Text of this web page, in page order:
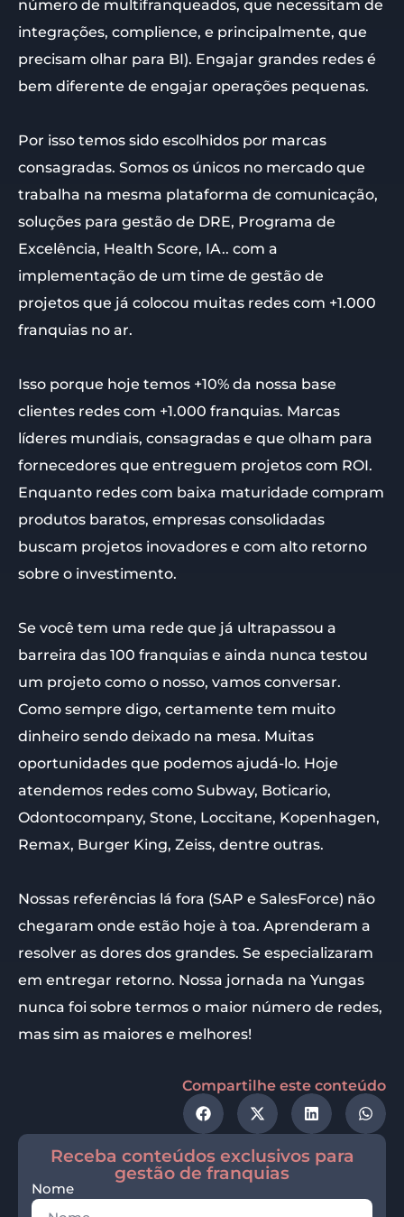
número de multifranqueados, que necessitam de
integrações, complience, e principalmente, que
precisam olhar para BI). Engajar grandes redes é
bem diferente de engajar operações pequenas.
Por isso temos sido escolhidos por marcas
consagradas. Somos os únicos no mercado que
trabalha na mesma plataforma de comunicação,
soluções para gestão de DRE, Programa de
Excelência, Health Score, IA.. com a
implementação de um time de gestão de
projetos que já colocou muitas redes com +1.000
franquias no ar.
Isso porque hoje temos +10% da nossa base
clientes redes com +1.000 franquias. Marcas
líderes mundiais, consagradas e que olham para
fornecedores que entreguem projetos com ROI.
Enquanto redes com baixa maturidade compram
produtos baratos, empresas consolidadas
buscam projetos inovadores e com alto retorno
sobre o investimento.
Se você tem uma rede que já ultrapassou a
barreira das 100 franquias e ainda nunca testou
um projeto como o nosso, vamos conversar.
Como sempre digo, certamente tem muito
dinheiro sendo deixado na mesa. Muitas
oportunidades que podemos ajudá-lo. Hoje
atendemos redes como Subway, Boticario,
Odontocompany, Stone, Loccitane, Kopenhagen,
Remax, Burger King, Zeiss, dentre outras.
Nossas referências lá fora (SAP e SalesForce) não
chegaram onde estão hoje à toa. Aprenderam a
resolver as dores dos grandes. Se especializaram
em entregar retorno. Nossa jornada na Yungas
nunca foi sobre termos o maior número de redes,
mas sim as maiores e melhores!
Compartilhe este conteúdo
Receba conteúdos exclusivos para
gestão de franquias
Nome